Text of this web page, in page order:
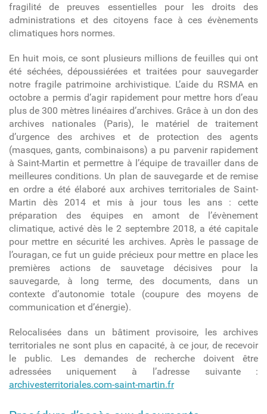
fragilité de preuves essentielles pour les droits des
administrations et des citoyens face à ces évènements
climatiques hors normes.
En huit mois, ce sont plusieurs millions de feuilles qui ont
été séchées, dépoussiérées et traitées pour sauvegarder
notre fragile patrimoine archivistique. L’aide du RSMA en
octobre a permis d’agir rapidement pour mettre hors d’eau
plus de 300 mètres linéaires d’archives. Grâce à un don des
archives nationales (Paris), le matériel de traitement
d’urgence des archives et de protection des agents
(masques, gants, combinaisons) a pu parvenir rapidement
à Saint-Martin et permettre à l’équipe de travailler dans de
meilleures conditions. Un plan de sauvegarde et de remise
en ordre a été élaboré aux archives territoriales de Saint-
Martin dès 2014 et mis à jour tous les ans : cette
préparation des équipes en amont de l’évènement
climatique, activé dès le 2 septembre 2018, a été capitale
pour mettre en sécurité les archives. Après le passage de
l’ouragan, ce fut un guide précieux pour mettre en place les
premières actions de sauvetage décisives pour la
sauvegarde, à long terme, des documents, dans un
contexte d’autonomie totale (coupure des moyens de
communication et d’énergie).
Relocalisées dans un bâtiment provisoire, les archives
territoriales ne sont plus en capacité, à ce jour, de recevoir
le public. Les demandes de recherche doivent être
adressées uniquement à l’adresse suivante :
archivesterritoriales.com-saint-martin.fr